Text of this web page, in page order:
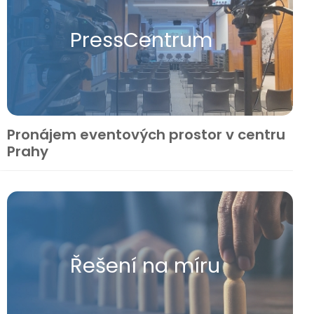
Press​Centrum
Pronájem eventových prostor v centru
Prahy
Řešení na míru